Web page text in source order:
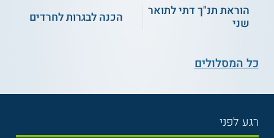
הוראת תנ"ך דתי לתואר
שני
הכנה לבגרות לחרדים
כל המסלולים
רגע לפני